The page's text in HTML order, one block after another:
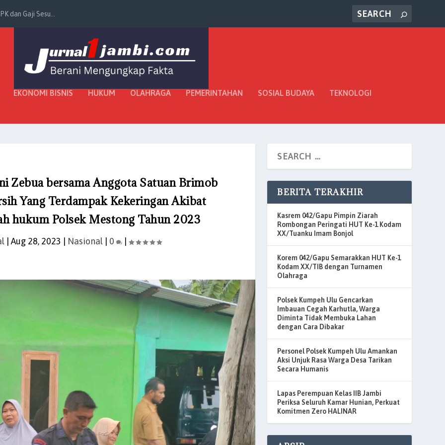
dan Gaji Sesu...
EKONOMI BISNIS HUKUM OLAHRAGA PEMERINTAHAN SOSIAL BUDAYA TEKNOLOGI
Zebua bersama Anggota Satuan Brimob
Yang Terdampak Kekeringan Akibat
hukum Polsek Mestong Tahun 2023
|Aug 28, 2023 Nasional 0 |
BERITA TERAKHIR
Kasrem 042/Gapu Pimpin Ziarah
Rombongan Peringati HUT Ke-1 Kodam
XX/Tuanku Imam Bonjol
Korem 042/Gapu Semarakkan HUT Ke-1
Kodam XX/TIB dengan Turnamen
Olahraga
Polsek Kumpeh Ulu Gencarkan
Imbauan Cegah Karhutla, Warga
Diminta Tidak Membuka Lahan
dengan Cara Dibakar
Personel Polsek Kumpeh Ulu Amankan
Aksi Unjuk Rasa Warga Desa Tarikan
Secara Humanis
Lapas Perempuan Kelas IIB Jambi
Periksa Seluruh Kamar Hunian, Perkuat
Komitmen Zero HALINAR